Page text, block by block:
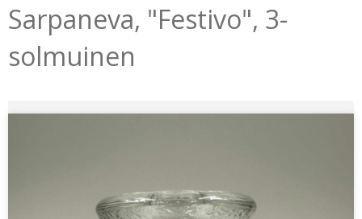
Sarpaneva, "Festivo", 3-
solmuinen